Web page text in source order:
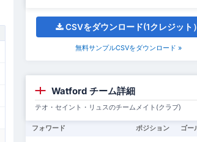
CSVをダウンロード(1クレジット）
無料サンプルCSVをダウンロード »
Watford チーム詳細
テオ・セイント・リュスのチームメイト(クラブ)
フォワード ポジション ゴー